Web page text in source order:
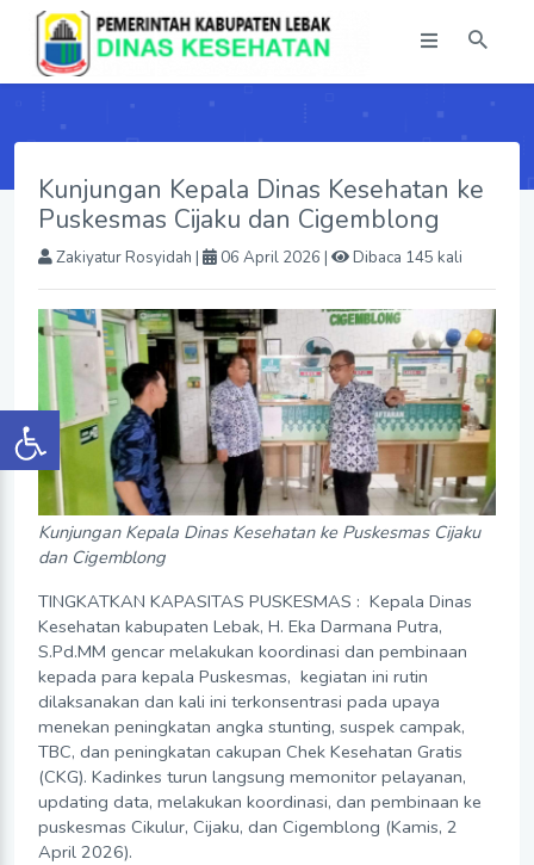
Kunjungan Kepala Dinas Kesehatan ke
Puskesmas Cijaku dan Cigemblong
Zakiyatur Rosyidah | 06 April 2026 | Dibaca 145 kali
Kunjungan Kepala Dinas Kesehatan ke Puskesmas Cijaku
dan Cigemblong
TINGKATKAN KAPASITAS PUSKESMAS : Kepala Dinas
Kesehatan kabupaten Lebak, H. Eka Darmana Putra,
S.Pd.MM gencar melakukan koordinasi dan pembinaan
kepada para kepala Puskesmas, kegiatan ini rutin
dilaksanakan dan kali ini terkonsentrasi pada upaya
menekan peningkatan angka stunting, suspek campak,
TBC, dan peningkatan cakupan Chek Kesehatan Gratis
(CKG). Kadinkes turun langsung memonitor pelayanan,
updating data, melakukan koordinasi, dan pembinaan ke
puskesmas Cikulur, Cijaku, dan Cigemblong (Kamis, 2
April 2026).